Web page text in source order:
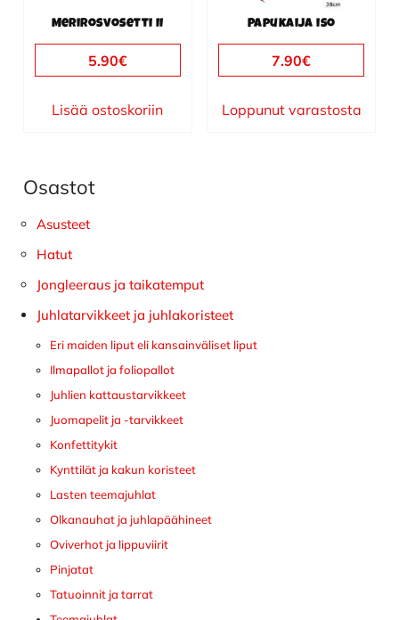
Merirosvosetti II
5.90€
Lisää ostoskoriin
Papukaija iso
7.90€
Loppunut varastosta
Ensisijainen
sivupalkki
Osastot
Asusteet
Hatut
Jongleeraus ja taikatemput
Juhlatarvikkeet ja juhlakoristeet
Eri maiden liput eli kansainväliset liput
Ilmapallot ja foliopallot
Juhlien kattaustarvikkeet
Juomapelit ja -tarvikkeet
Konfettitykit
Kynttilät ja kakun koristeet
Lasten teemajuhlat
Olkanauhat ja juhlapäähineet
Oviverhot ja lippuviirit
Pinjatat
Tatuoinnit ja tarrat